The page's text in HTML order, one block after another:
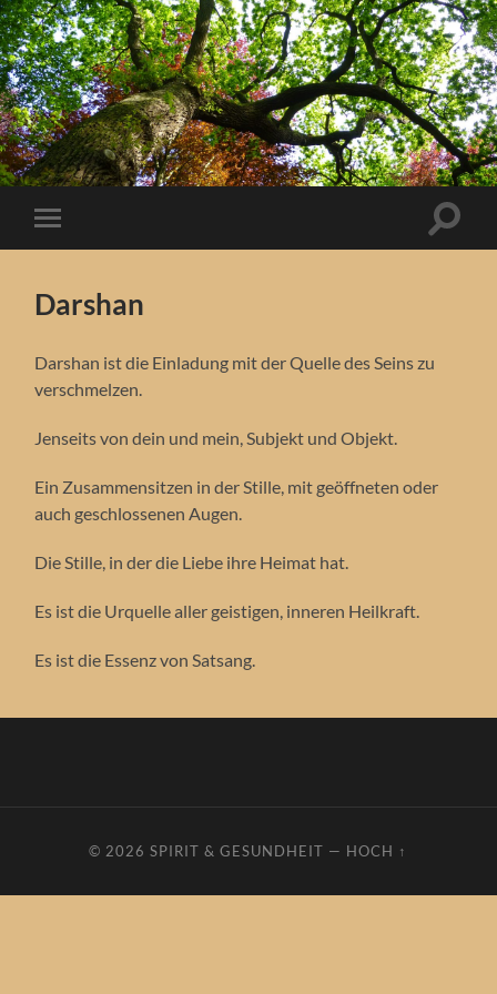
Mobile-
Menü
Darshan
Darshan ist die Einladung mit der Quelle des Seins zu
verschmelzen.
Jenseits von dein und mein, Subjekt und Objekt.
Ein Zusammensitzen in der Stille, mit geöffneten oder
auch geschlossenen Augen.
Die Stille, in der die Liebe ihre Heimat hat.
Es ist die Urquelle aller geistigen, inneren Heilkraft.
Es ist die Essenz von Satsang.
© 2026SPIRIT & GESUNDHEIT — HOCH ↑